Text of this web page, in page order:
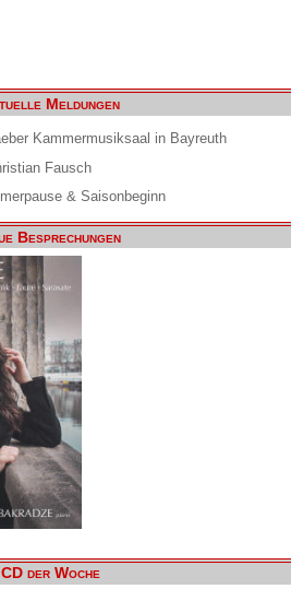
Meldungen
Kammermusiksaal in Bayreuth
Fausch
& Saisonbeginn
Besprechungen
CD der Woche